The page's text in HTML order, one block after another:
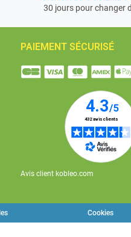
30 jours pour changer
PAIEMENT SÉCURISÉ
Avis client kobleo.com
Cookies